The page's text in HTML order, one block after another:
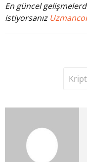
En güncel
istiyorsanız